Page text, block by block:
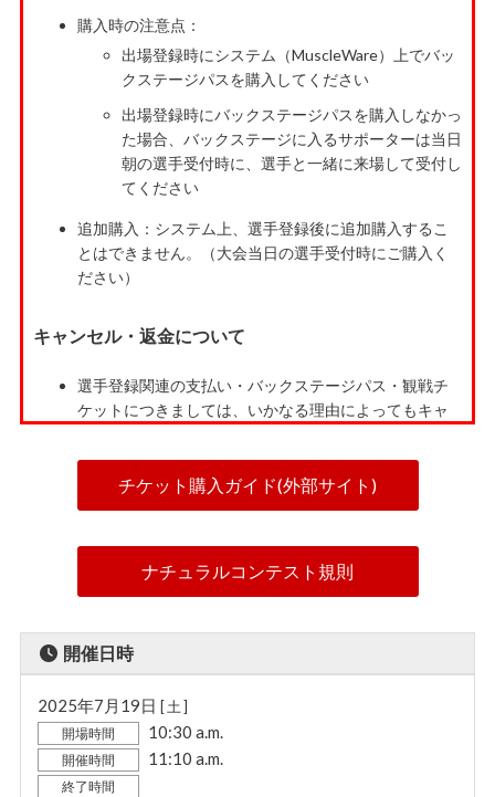
購入時の注意点：
出場登録時にシステム（MuscleWare）上でバッ
クステージパスを購入してください
出場登録時にバックステージパスを購入しなかっ
た場合、バックステージに入るサポーターは当日
朝の選手受付時に、選手と一緒に来場して受付し
てください
追加購入：システム上、選手登録後に追加購入するこ
とはできません。（大会当日の選手受付時にご購入く
ださい）
キャンセル・返金について
選手登録関連の支払い・バックステージパス・観戦チ
ケットにつきましては、いかなる理由によってもキャ
了承ください。
音源アップロードについて
『ボディビル』『ウィメンズフィジーク』『クラシッ
らアップロードしてください。
選手登録後すぐ、必ず登録期限内にアップロードして
ください。
カラーリングについて
チケット購入ガイド(外部サイト)
ナチュラルコンテスト規則
開催日時
2025年7月19日
[ 土 ]
開場時間
10:30 a.m.
開催時間 11:10 a.m.
終了時間